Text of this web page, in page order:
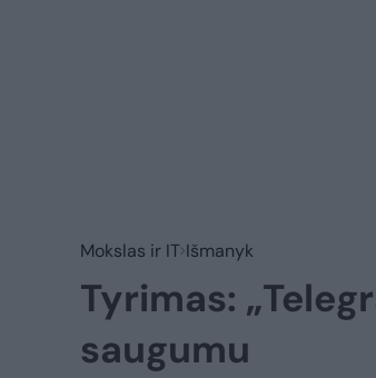
Mokslas ir IT Išmanyk
Tyrimas:
saugumu